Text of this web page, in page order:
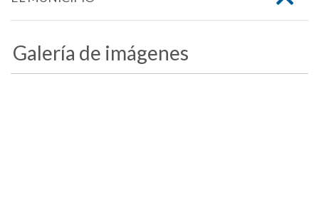
Galería de imágenes